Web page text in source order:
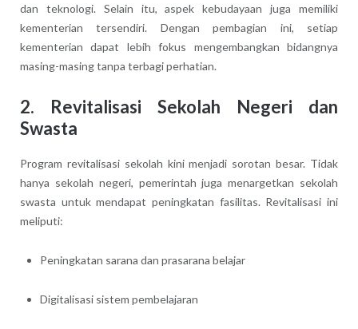
dan teknologi. Selain itu, aspek kebudayaan juga memiliki
kementerian tersendiri. Dengan pembagian ini, setiap
kementerian dapat lebih fokus mengembangkan bidangnya
masing-masing tanpa terbagi perhatian.
2. Revitalisasi Sekolah Negeri dan
Swasta
Program revitalisasi sekolah kini menjadi sorotan besar. Tidak
hanya sekolah negeri, pemerintah juga menargetkan sekolah
swasta untuk mendapat peningkatan fasilitas. Revitalisasi ini
meliputi:
Peningkatan sarana dan prasarana belajar
Digitalisasi sistem pembelajaran